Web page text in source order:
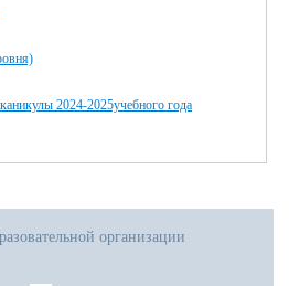
2024-2025учебного года
организации